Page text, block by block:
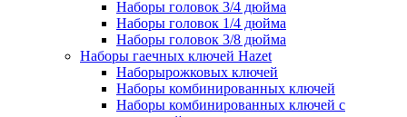
Наборы головок 3/4 дюйма
Наборы головок 1/4 дюйма
Наборы головок 3/8 дюйма
Наборы гаечных ключей Hazet
Наборырожковых ключей
Наборы комбинированных ключей
Наборы комбинированных ключей с